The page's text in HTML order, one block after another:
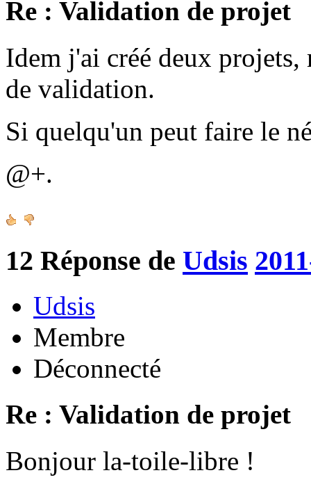
Re : Validation de projet
Idem j'ai créé deux
de validation.
Si quelqu'un peut faire le
@+.
12 Réponse de Udsis
Udsis
Membre
Déconnecté
Re : Validation de projet
Bonjour la-toile-libre !